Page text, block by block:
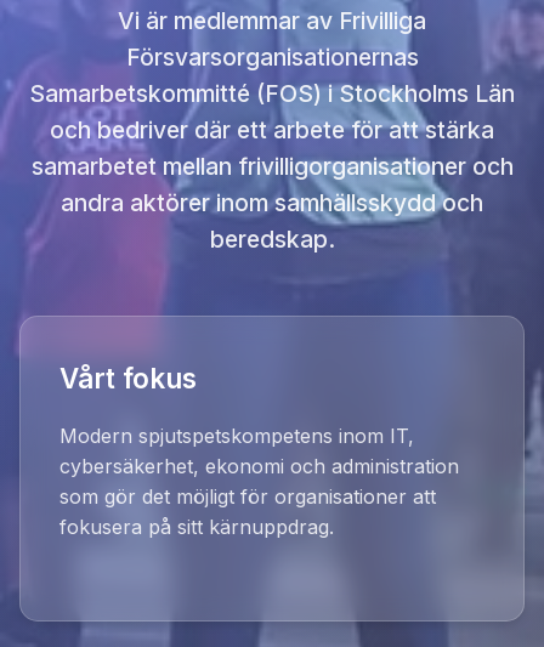
Vi är medlemmar av Frivilliga
Försvarsorganisationernas
Samarbetskommitté (FOS) i Stockholms Län
och bedriver där ett arbete för att stärka
samarbetet mellan frivilligorganisationer och
andra aktörer inom samhällsskydd och
beredskap.
Vårt fokus
Modern spjutspetskompetens inom IT,
cybersäkerhet, ekonomi och administration
som gör det möjligt för organisationer att
fokusera på sitt kärnuppdrag.